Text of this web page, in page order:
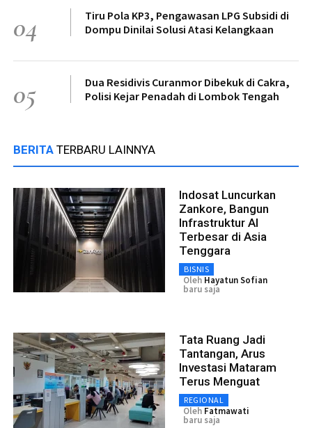
04
Tiru Pola KP3, Pengawasan LPG Subsidi di
Dompu Dinilai Solusi Atasi Kelangkaan
05
Dua Residivis Curanmor Dibekuk di Cakra,
Polisi Kejar Penadah di Lombok Tengah
BERITA TERBARU LAINNYA
Indosat Luncurkan
Zankore, Bangun
Infrastruktur AI
Terbesar di Asia
Tenggara
BISNIS
Oleh Hayatun Sofian
baru saja
Tata Ruang Jadi
Tantangan, Arus
Investasi Mataram
Terus Menguat
REGIONAL
Oleh Fatmawati
baru saja